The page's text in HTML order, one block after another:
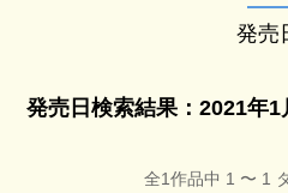
発売
発売日検索結果：2021年1
全1作品中 1 〜 1